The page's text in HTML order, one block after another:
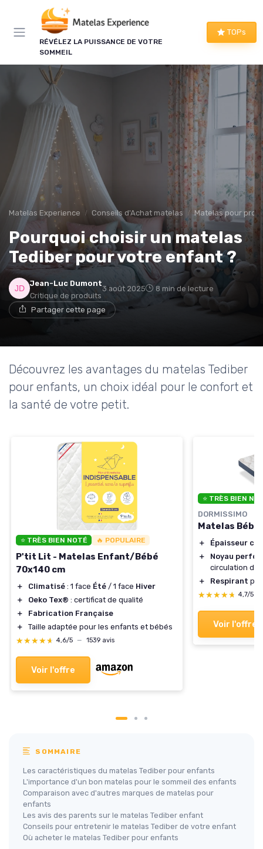
RÉVÉLEZ LA PUISSANCE DE VOTRE
SOMMEIL
TOPs
Matelas Experience Conseils d'Achat matelas Matelas pour
Pourquoi choisir un matelas
Tediber pour votre enfant ?
Jean-Luc Dumont
Critique de produits
3 août 2025 8 min de lecture
Partager cette page
Découvrez les avantages du matelas Tediber
pour enfants, un choix idéal pour le confort et
la santé de votre petit.
⭐ TRÈS BIEN NOTÉ 🔥 POPULAIRE
P'tit Lit - Matelas Enfant/Bébé
70x140 cm
＋ Climatisé : 1 face Été / 1 face Hiver
＋
Oeko Tex® : certificat de qualité
＋
Fabrication Française
＋
Taille adaptée pour les enfants et bébés
★★★★★
★★★★★ 4,6/5 — 1539 avis
Voir l'offre
⭐ TRÈS BIEN
DORMISSIMO
Matelas Bébé
＋
Épaisseur
＋
Noyau
circulation de
＋
Respirant
★★★★★
★★★★★ 4,7/5
Voir l'offre
SOMMAIRE
Les caractéristiques du matelas Tediber pour enfants
L'importance d'un bon matelas pour le sommeil des enfants
Comparaison avec d'autres marques de matelas pour
enfants
Les avis des parents sur le matelas Tediber enfant
Conseils pour entretenir le matelas Tediber de votre enfant
Où acheter le matelas Tediber pour enfants
×
LE CLUB MATELAS EXPERIENCE
Mieux dormir, ça commence
Une à deux fois par semaine, les bons plans literie
que nous avons vérifiés, nos tests en avant-
première et les conseils qui ne tiennent pas dans
Bons plans vérifiés
Tests en avant-première
Conseils pratiques Nouveautés filtrées
→ Je rejoins le club
Non merci, peut-être plus tard
Panneau de gestion des cookies